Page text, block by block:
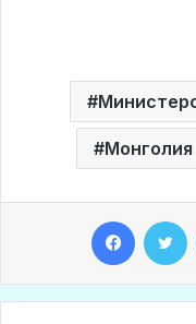
Монголия